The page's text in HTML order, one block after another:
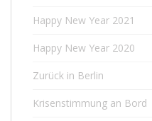
Happy New Year 2021
Happy New Year 2020
Zurück in Berlin
Krisenstimmung an Bord